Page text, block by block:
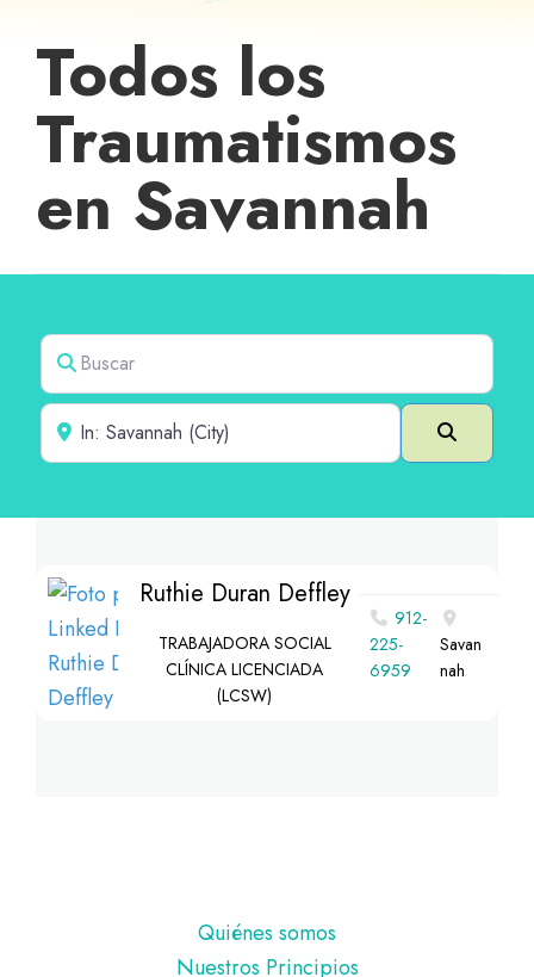
Todos los
Traumatismos
en Savannah
Buscar
Cerca de
Buscar
Ruthie Duran Deffley
TRABAJADORA SOCIAL
CLÍNICA LICENCIADA
(LCSW)
912-
225-
6959
Savan
nah
Quiénes somos
Nuestros Principios